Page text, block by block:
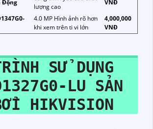
Động
lượng cao
VNĐ
4.0 MP Hình ảnh rõ hơn
khi xem trên ti vi lớn
4,000,000
VNĐ
SỬ DỤNG
LU SẢN
HIKVISION